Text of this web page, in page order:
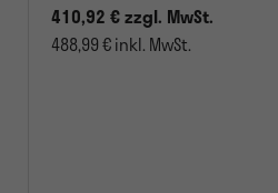
410,92 € zzgl. MwSt.
488,99 € inkl. MwSt.